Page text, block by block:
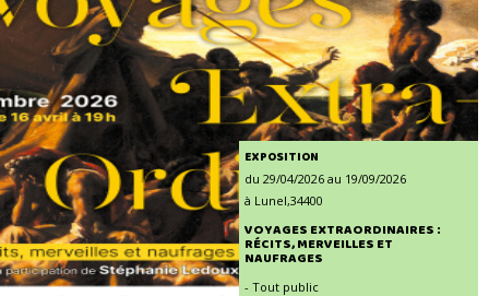
EXPOSITION
du 29/04/2026 au 19/09/2026
à Lunel,34400
VOYAGES EXTRAORDINAIRES :
RÉCITS, MERVEILLES ET
NAUFRAGES
- Tout public